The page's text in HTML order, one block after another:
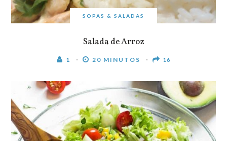
SOPAS & SALADAS
Salada de Arroz
1 20 MINUTOS 16